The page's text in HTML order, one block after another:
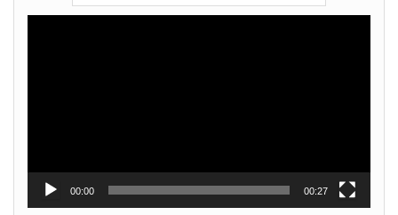
00:00 00:27